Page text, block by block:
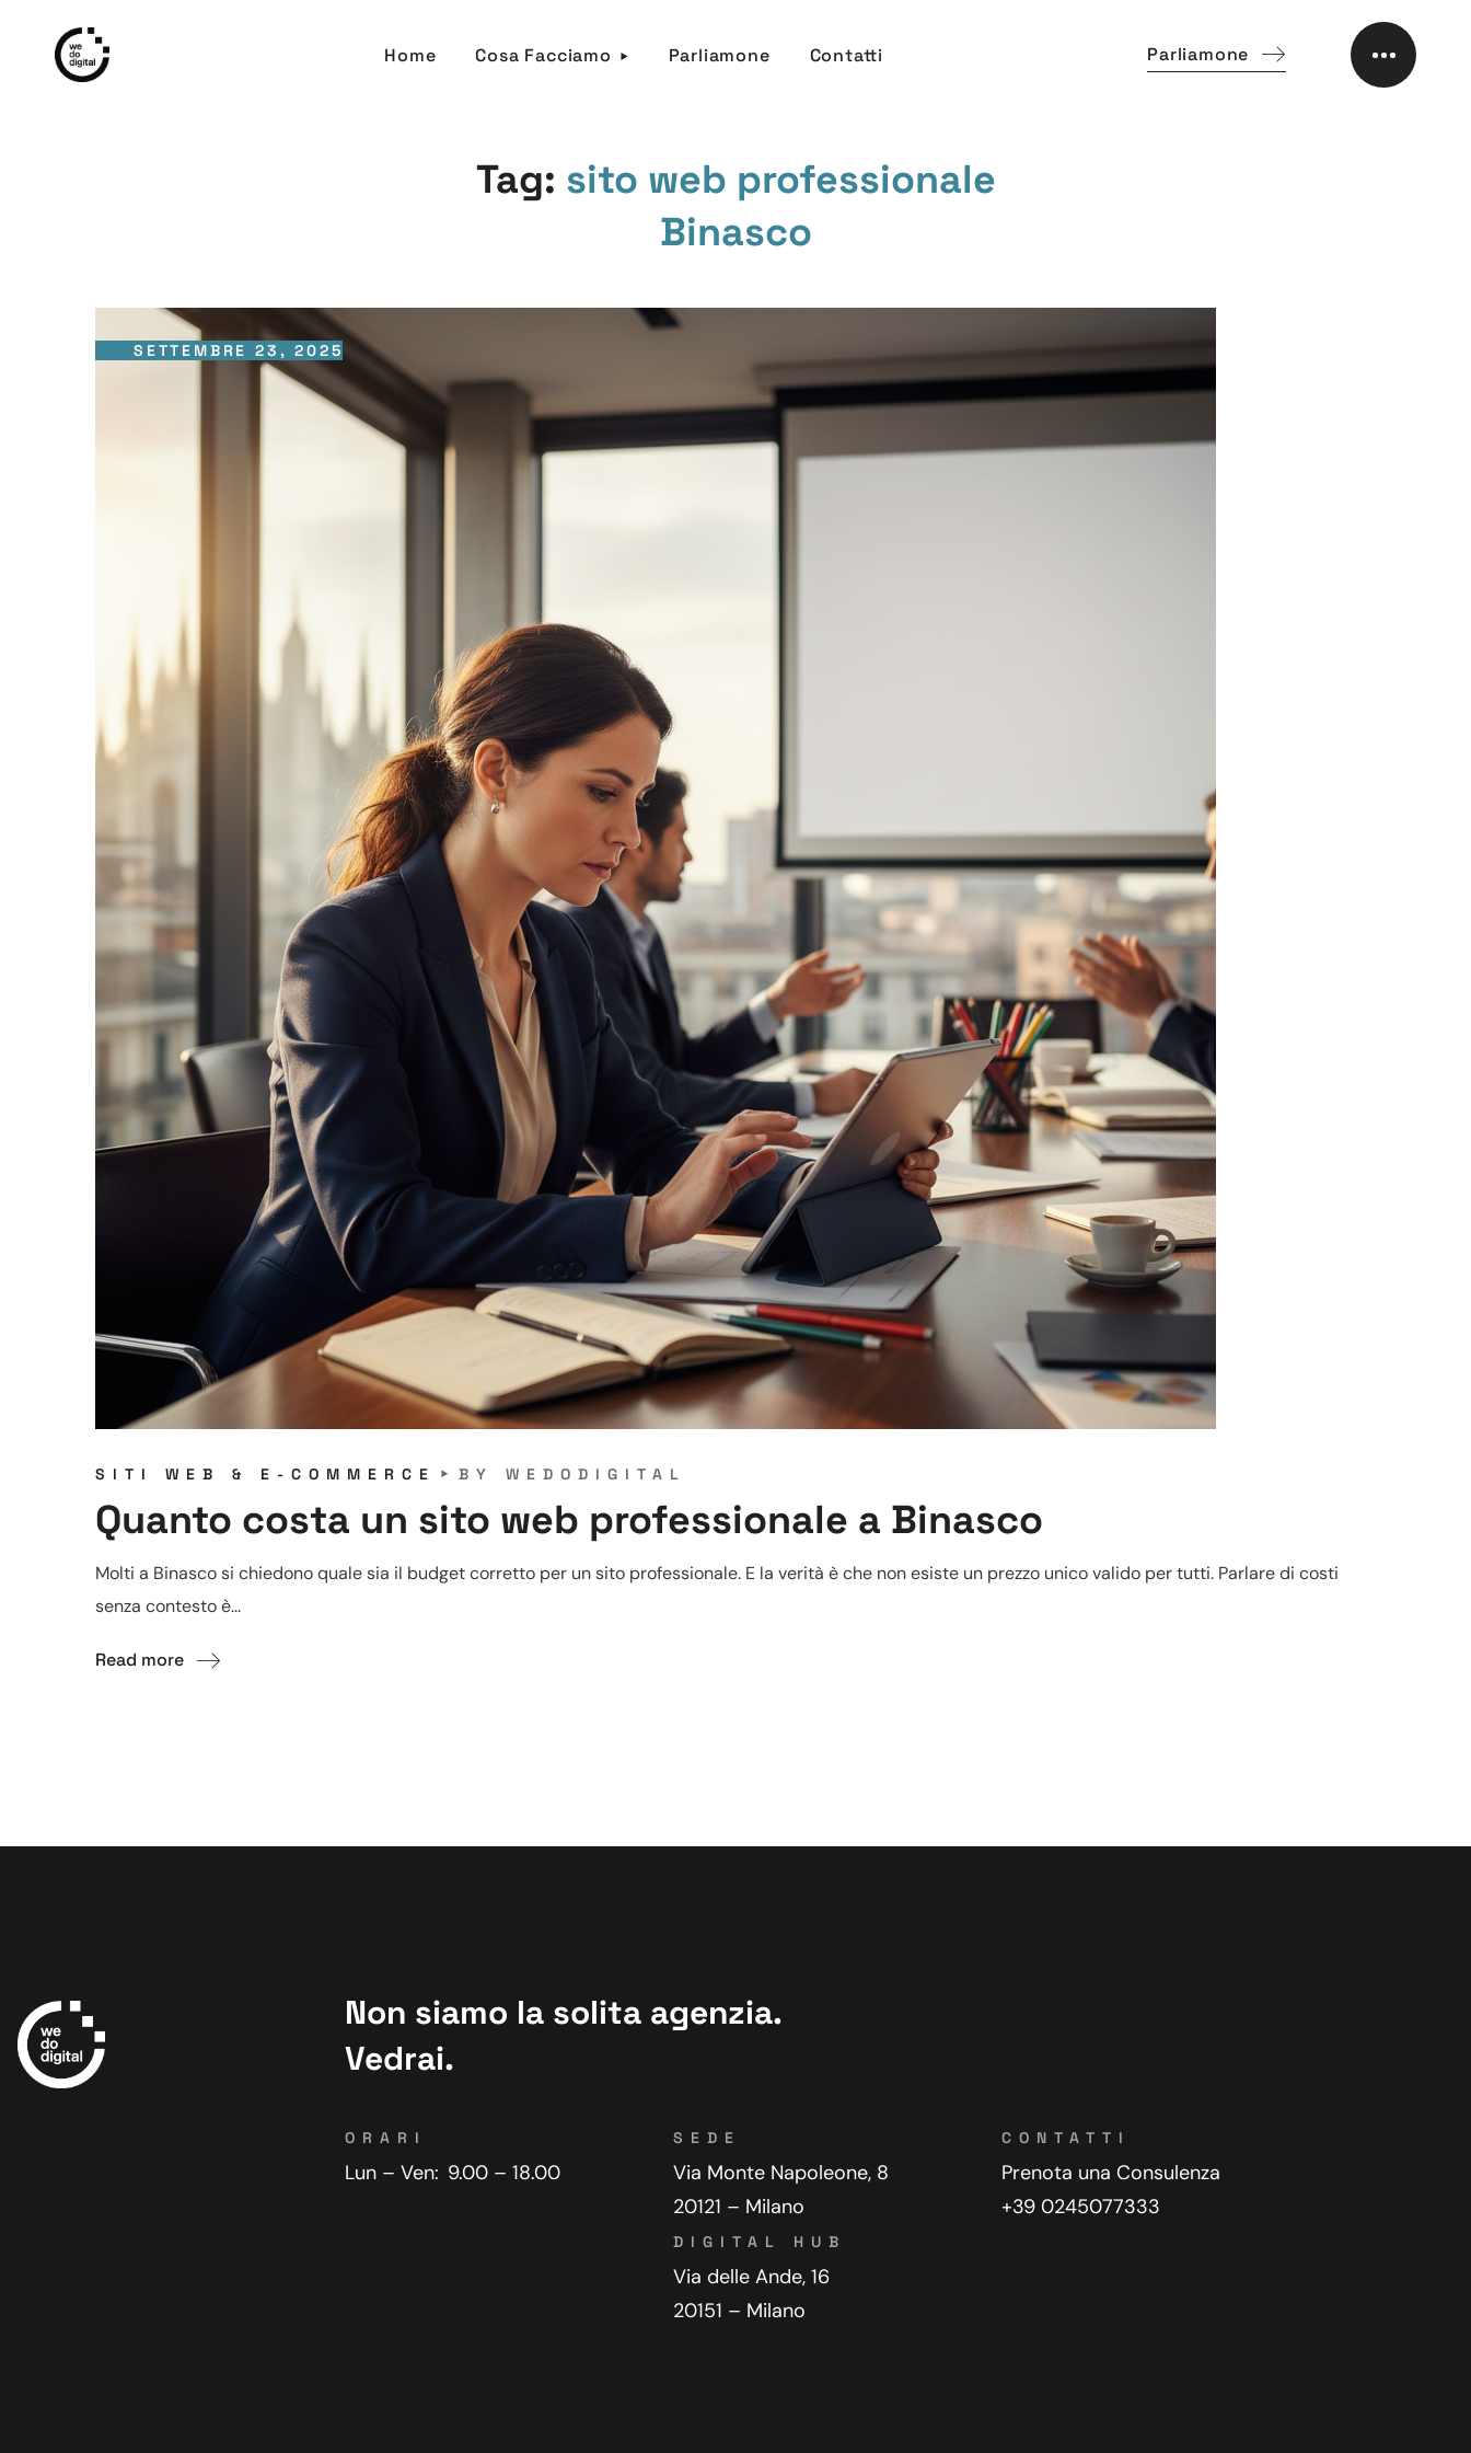
Home Cosa Facciamo Parliamone Contatti Parliamone
Tag: sito web professionale
Binasco
SETTEMBRE 23, 2025
SITI WEB & E-COMMERCE BY WEDODIGITAL
Quanto costa un sito web professionale a Binasco
Molti a Binasco si chiedono quale sia il budget corretto per un sito professionale. E la verità è che non esiste un prezzo unico valido per tutti. Parlare di costi
senza contesto è...
Read more
Non siamo la solita agenzia.
Vedrai.
ORARI
Lun – Ven: 9.00 – 18.00
SEDE
Via Monte Napoleone, 8
20121 – Milano
DIGITAL HUB
Via delle Ande, 16
20151 – Milano
CONTATTI
Prenota una Consulenza
+39 0245077333